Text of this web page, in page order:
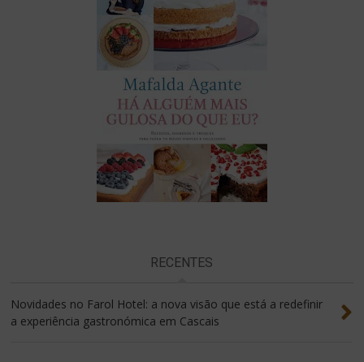
RECENTES
Novidades no Farol Hotel: a nova visão que está a redefinir
a experiência gastronómica em Cascais